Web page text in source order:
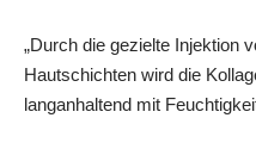
„Durch die gezielte Injektion
Hautschichten wird die
langanhaltend mit